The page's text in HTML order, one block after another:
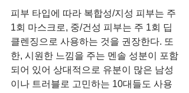
피부 타입에 따라 복합성/지성 피부는 주
1회 마스크로, 중/건성 피부는 주 1회 딥
클렌징으로 사용하는 것을 권장한다. 또
한, 시원한 느낌을 주는 멘솔 성분이 포함
되어 있어 상대적으로 유분이 많은 남성
이나 트러블로 고민하는 10대들도 사용